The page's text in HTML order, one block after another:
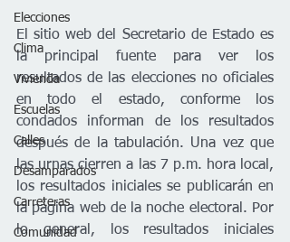
Elecciones
Clima
Vivienda
Escuelas
Calles
Desamparados
Carreteras
Comunidad
El sitio web del Secretario de Estado es
la principal fuente para ver los
resultados de las elecciones no oficiales
en todo el estado, conforme los
condados informan de los resultados
después de la tabulación. Una vez que
las urnas cierren a las 7 p.m. hora local,
los resultados iniciales se publicarán en
la página web de la noche electoral. Por
lo general, los resultados iniciales